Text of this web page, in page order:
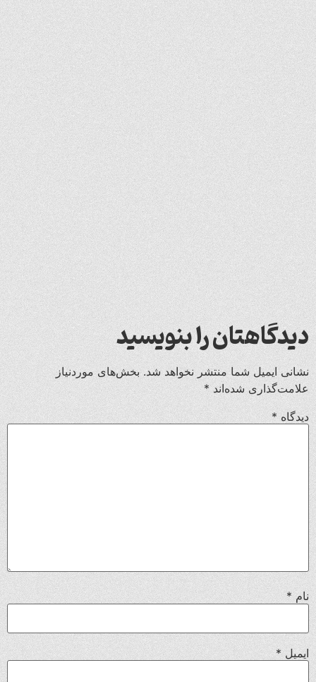
دیدگاهتان را بنویسید
نشانی ایمیل شما منتشر نخواهد شد. بخش‌های موردنیاز
علامت‌گذاری شده‌اند *
دیدگاه *
نام *
ایمیل*